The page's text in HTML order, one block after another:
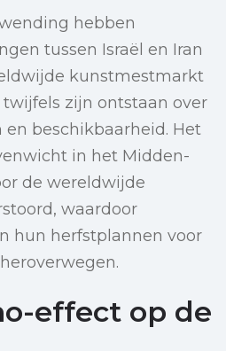
hebben
tussen Israël en Iran
kunstmestmarkt
zijn ontstaan over
beschikbaarheid. Het
in het Midden-
de wereldwijde
waardoor
hun herfstplannen voor
effect op de